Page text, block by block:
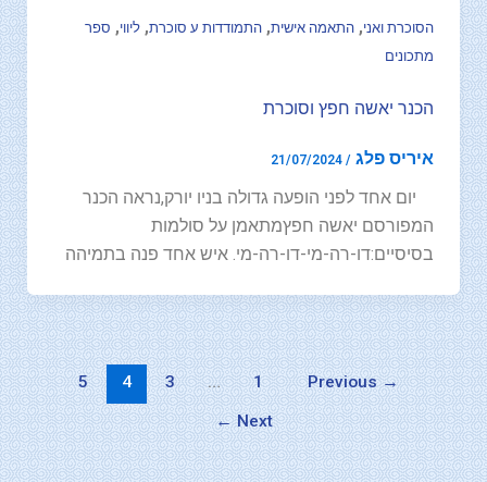
הסוכרת ואני, התאמה אישית, התמודדות ע סוכרת, ליווי, ספר
מתכונים
הכנר יאשה חפץ וסוכרת
איריס פלג /
21/07/2024
יום אחד לפני הופעה גדולה בניו יורק,נראה הכנר
המפורסם יאשה חפץמתאמן על סולמות
בסיסיים:דו-רה-מי-דו-רה-מי. איש אחד פנה בתמיהה
→
Previous
1
…
3
4
5
Next
←